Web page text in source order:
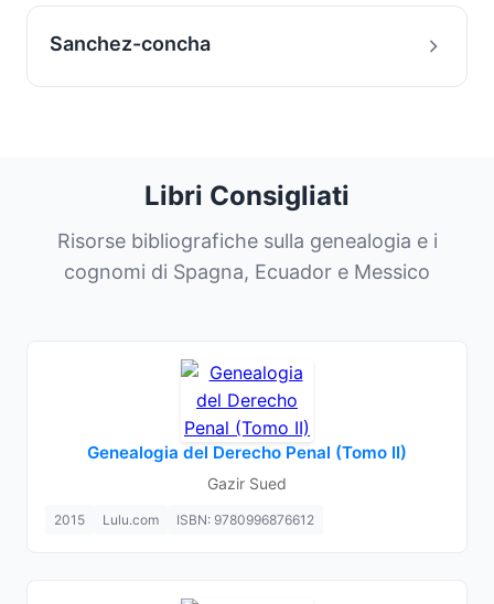
Sanchez-concha
Libri Consigliati
Risorse bibliografiche sulla genealogia e i
cognomi di Spagna, Ecuador e Messico
Genealogia del Derecho Penal (Tomo II)
Gazir Sued
2015 Lulu.com ISBN: 9780996876612